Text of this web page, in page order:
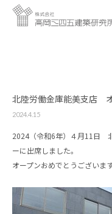
北陸労働金庫能美支店
2024.4.15
2024（令和6年）４月11日
ーに出席しました。
オープンおめでとうございま